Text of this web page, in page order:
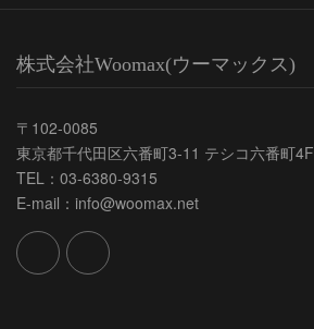
株式会社Woomax(ウーマックス)
〒102-0085
東京都千代田区六番町3-11 テシコ六番町4F
TEL：03-6380-9315
E-mail：info@woomax.net